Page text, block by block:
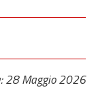
28 Maggio 2026